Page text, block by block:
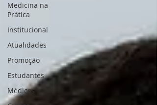
Medicina na
Prática
Institucional
Atualidades
Promoção
Estudantes
Médicos